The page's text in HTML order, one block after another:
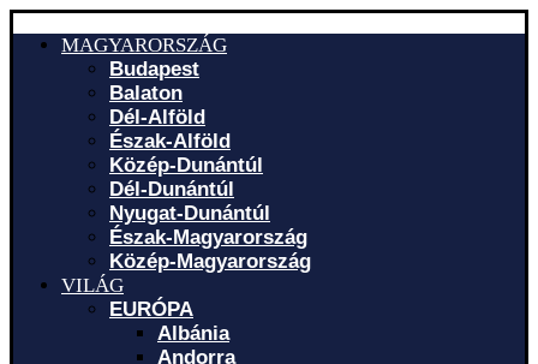
MAGYARORSZÁG
Budapest
Balaton
Dél-Alföld
Észak-Alföld
Közép-Dunántúl
Dél-Dunántúl
Nyugat-Dunántúl
Észak-Magyarország
Közép-Magyarország
VILÁG
EURÓPA
Albánia
Andorra